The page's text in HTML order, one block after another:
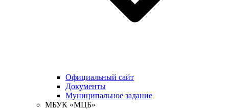
Официальный сайт
Документы
Муниципальное задание
МБУК «МЦБ»